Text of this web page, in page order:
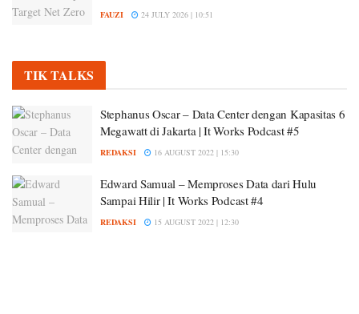
FAUZI 24 JULY 2026 | 10:51
TIK TALKS
Stephanus Oscar – Data Center dengan Kapasitas 6
Megawatt di Jakarta | It Works Podcast #5
REDAKSI 16 AUGUST 2022 | 15:30
Edward Samual – Memproses Data dari Hulu
Sampai Hilir | It Works Podcast #4
REDAKSI 15 AUGUST 2022 | 12:30